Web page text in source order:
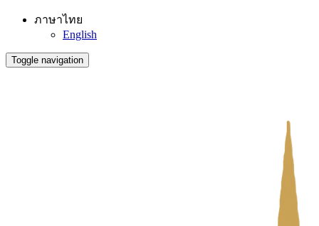
ภาษาไทย
English
Toggle navigation